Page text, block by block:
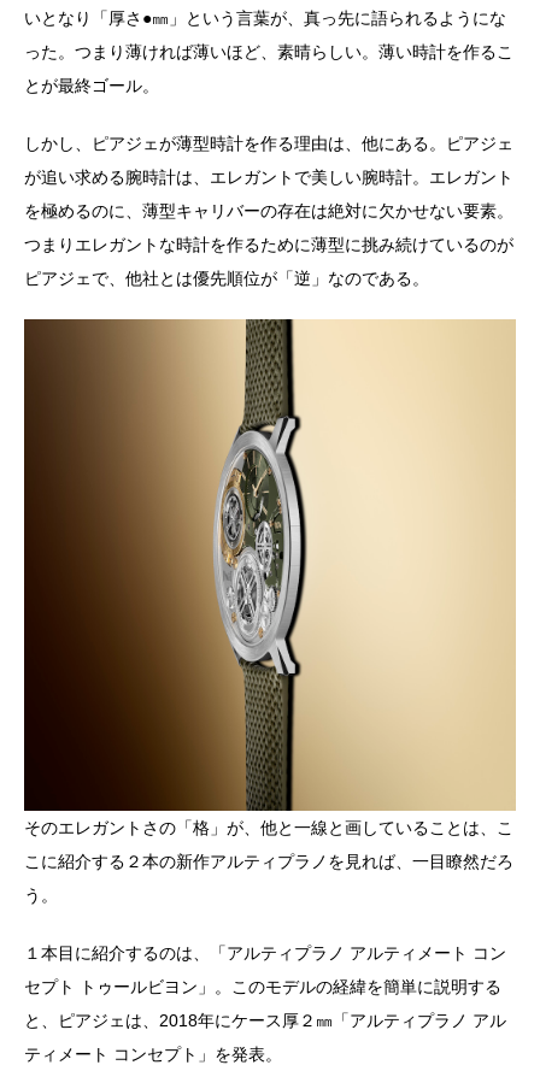
いとなり「厚さ●㎜」という言葉が、真っ先に語られるようにな
った。つまり薄ければ薄いほど、素晴らしい。薄い時計を作るこ
とが最終ゴール。
しかし、ピアジェが薄型時計を作る理由は、他にある。ピアジェ
が追い求める腕時計は、エレガントで美しい腕時計。エレガント
を極めるのに、薄型キャリバーの存在は絶対に欠かせない要素。
つまりエレガントな時計を作るために薄型に挑み続けているのが
ピアジェで、他社とは優先順位が「逆」なのである。
そのエレガントさの「格」が、他と一線と画していることは、こ
こに紹介する２本の新作アルティプラノを見れば、一目瞭然だろ
う。
１本目に紹介するのは、「アルティプラノ アルティメート コン
セプト トゥールビヨン」。このモデルの経緯を簡単に説明する
と、ピアジェは、2018年にケース厚２㎜「アルティプラノ アル
ティメート コンセプト」を発表。